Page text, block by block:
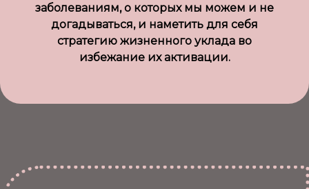
заболеваниям, о которых мы можем и не
догадываться, и наметить для себя
стратегию жизненного уклада во
избежание их активации.